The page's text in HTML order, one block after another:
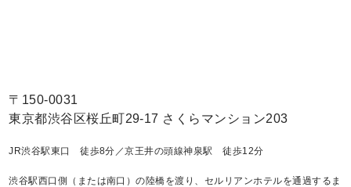
〒150-0031
東京都渋谷区桜丘町29-17 さくらマンション203
JR渋谷駅東口 徒歩8分／京王井の頭線神泉駅 徒歩12分
渋谷駅西口側（または南口）の陸橋を渡り、セルリアンホテルを通過するま